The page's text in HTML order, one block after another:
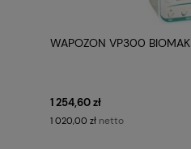
WAPOZON VP300 BIOMAK
1 254,60 zł
1 020,00 zł netto